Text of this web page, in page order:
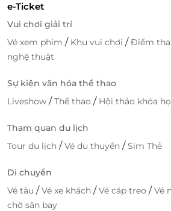
Cam kết thông tin minh
tác cung cấp dịch vụ.
Ưu đãi số lượng giới hạn -
tại Ninh Bình thì voucher tại
lựa chọn lý tưởng. Số lượng ưu
nghỉ sắp tới. Những trải nghiệm
mức giá tiết kiệm đang chờ bạn
e-Ticket
Vui chơi giải trí
Vé xem phim / Khu vui chơi /Điểm
nghệ thuật
Sự kiện văn hóa thể thao
Liveshow /Thể thao / Hội thảo khóa
Tham quan du lịch
Tour du lịch /Vé du thuyền /Sim Thẻ
Di chuyển
Vé tàu /Vé xe khách /Vé cáp treo /Vé
chờ sân bay